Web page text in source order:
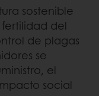
sostenible
del
de plagas
se
el
social